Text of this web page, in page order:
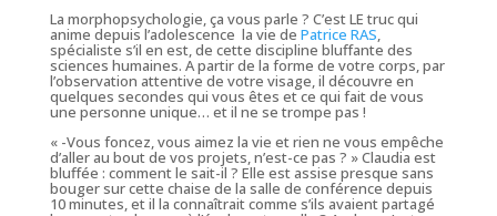
La morphopsychologie, ça vous parle ? C’est LE truc qui
anime depuis l’adolescence la vie de Patrice RAS,
spécialiste s’il en est, de cette discipline bluffante des
sciences humaines. A partir de la forme de votre corps, par
l’observation attentive de votre visage, il découvre en
quelques secondes qui vous êtes et ce qui fait de vous
une personne unique… et il ne se trompe pas !
« -Vous foncez, vous aimez la vie et rien ne vous empêche
d’aller au bout de vos projets, n’est-ce pas ? »Claudia est
bluffée : comment le sait-il ? Elle est assise presque sans
bouger sur cette chaise de la salle de conférence depuis
10 minutes, et il la connaîtrait comme s’ils avaient partagé